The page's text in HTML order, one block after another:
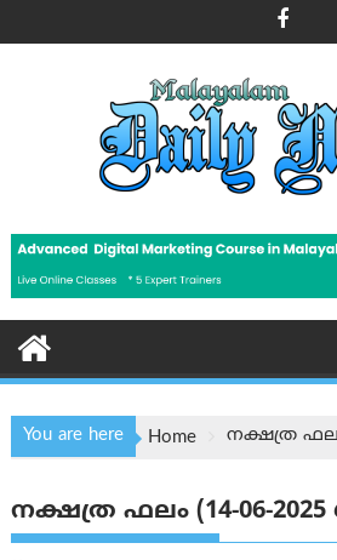
to
You are here Home നക്ഷത്ര
നക്ഷത്ര ഫലം (14-06-2025